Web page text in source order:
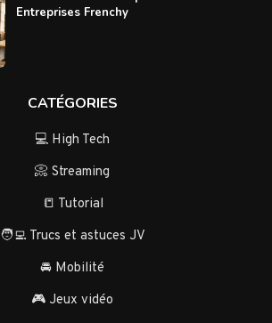
Entreprises Frenchy
CATÉGORIES
💻 High Tech
📀 Streaming
📒 Tutorial
🧑‍💻 Trucs et astuces JV
🚘 Mobilité
🎮 Jeux vidéo